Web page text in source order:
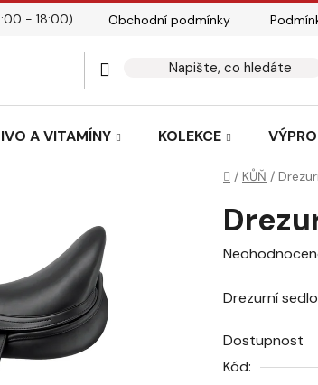
- 18:00) Obchodní podmínky
A VITAMÍNY KOLEKCE
Domů
/ KŮŇ /
Průměrné
produktu
0,0
z
Drezurní
Dostupnost
Kód: